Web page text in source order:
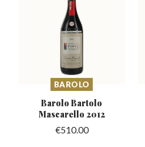
BAROLO
Barolo Bartolo
Mascarello 2012
€510.00